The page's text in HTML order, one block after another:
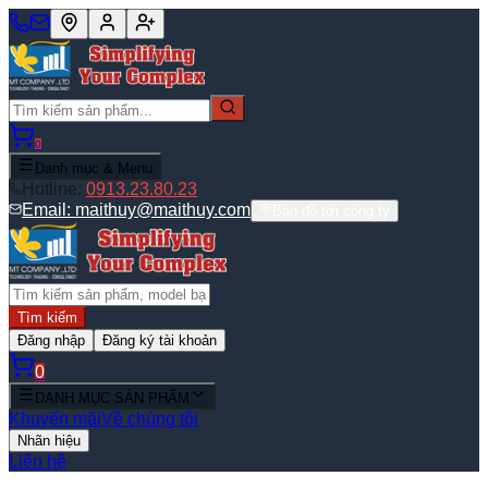
0
Danh mục & Menu
Hotline: 0913.23.80.23
Email: maithuy@maithuy.com
Tìm kiếm
Đăng nhập
Đăng ký tài khoản
0
DANH MỤC SẢN PHẨM
Khuyến mãiVề chúng tôi
Nhãn hiệu
Liên hệ